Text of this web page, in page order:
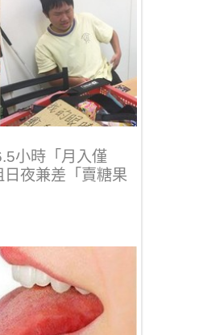
小時「月入僅
夜兼差「賣糖果